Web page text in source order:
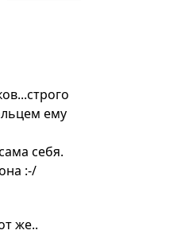
ему
себя.
:-/
же..